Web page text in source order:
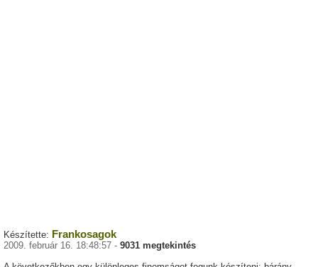
Készítette: Frankosagok
2009. február 16. 18:48:57 - 9031 megtekintés